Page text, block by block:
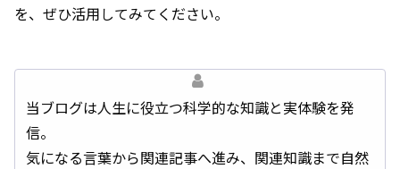
を、ぜひ活用してみてください。
当ブログは人生に役立つ科学的な知識と実体験を発
信。
気になる言葉から関連記事へ進み、関連知識まで自然